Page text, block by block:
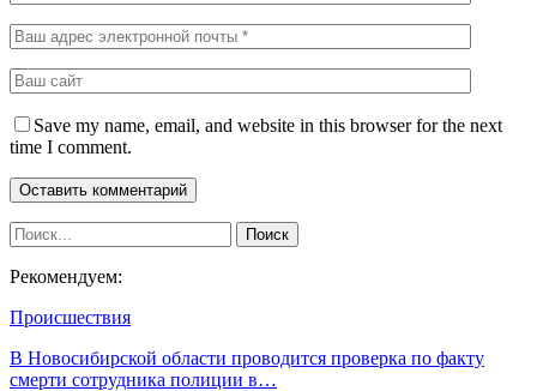
Save my name, email, and website in this browser for the next
time I comment.
Рекомендуем:
Происшествия
В Новосибирской области проводится проверка по факту
смерти сотрудника полиции в…